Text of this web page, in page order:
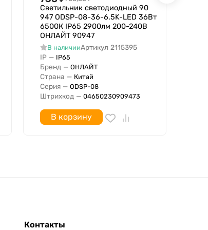
Светильник светодиодный 90
947 ODSP-08-36-6.5K-LED 36Вт
6500К IP65 2900лм 200-240В
ОНЛАЙТ 90947
В наличииАртикул 2115395
IP — IP65
Бренд — ОНЛАЙТ
Страна — Китай
Серия — ODSP-08
Штрихкод — 04650230909473
В корзину
Контакты